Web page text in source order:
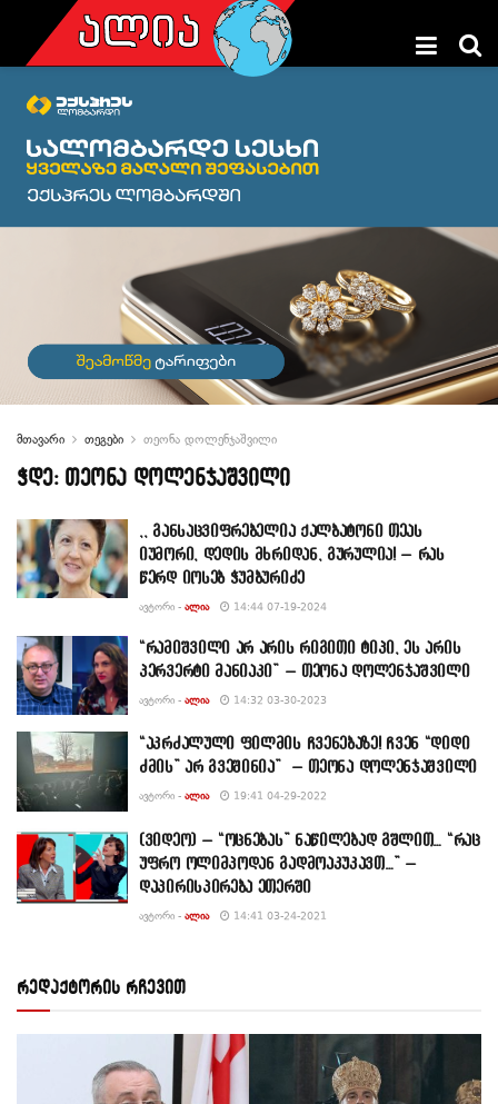
მთავარი თეგები თეონა დოლენჯაშვილი
ჭდე: თეონა დოლენჯაშვილი
,, განსაცვიფრებელია ქალბატონი თეას
იუმორი, დედის მხრიდან, გურულია! – რას
წერდ იოსებ ჭუმბურიძე
ᲐᲕᲢᲝᲠᲘ - ᲐᲚᲘᲐ 14:44 07-19-2024
“რამიშვილი არ არის რიგითი ტიპი, ეს არის
პერვერტი მანიაკი” – თეონა დოლენჯაშვილი
ᲐᲕᲢᲝᲠᲘ - ᲐᲚᲘᲐ 14:32 03-30-2023
“აკრძალული ფილმის ჩვენებაზე! ჩვენ “დიდი
ძმის” არ გვეშინია” – თეონა დოლენჯაშვილი
ᲐᲕᲢᲝᲠᲘ - ᲐᲚᲘᲐ 19:41 04-29-2022
(ვიდეო) – “ოცნებას” ნაწილებად გშლით… “რაც
უფრო ოლიმპოდან გადმოაკუკავთ…” –
დაპირისპირება ეთერში
ᲐᲕᲢᲝᲠᲘ - ᲐᲚᲘᲐ 14:41 03-24-2021
რედაქტორის რჩევით